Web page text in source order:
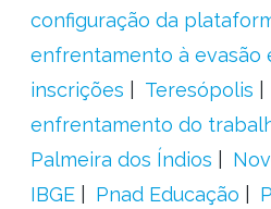
configuração da
enfrentamento à evasão
inscrições
Teresópolis
enfrentamento do
Palmeira dos Índios
IBGE
Pnad Educação